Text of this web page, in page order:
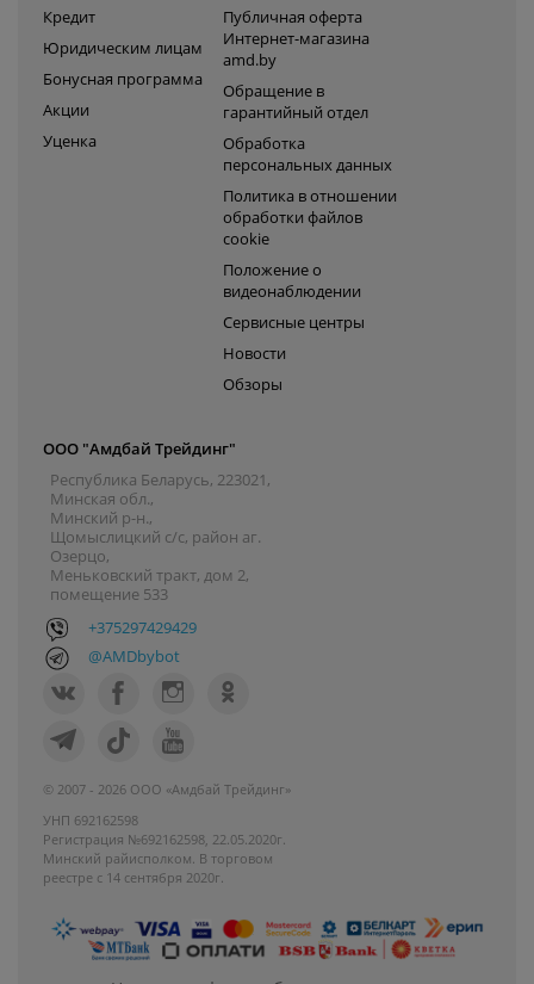
Кредит
Юридическим лицам
Бонусная программа
Акции
Уценка
Публичная оферта
Интернет-магазина
amd.by
Обращение в
гарантийный отдел
Обработка
персональных данных
Политика в отношении
обработки файлов
cookie
Положение о
видеонаблюдении
Сервисные центры
Новости
Обзоры
ООО "Амдбай Трейдинг"
Республика Беларусь, 223021,
Минская обл.,
Минский р-н.,
Щомыслицкий с/с, район аг.
Озерцо,
Меньковский тракт, дом 2,
помещение 533
+375297429429
@AMDbybot
© 2007 - 2026 ООО «Амдбай Трейдинг»
УНП 692162598
Регистрация №692162598, 22.05.2020г.
Минский райисполком. В торговом
реестре с 14 сентября 2020г.